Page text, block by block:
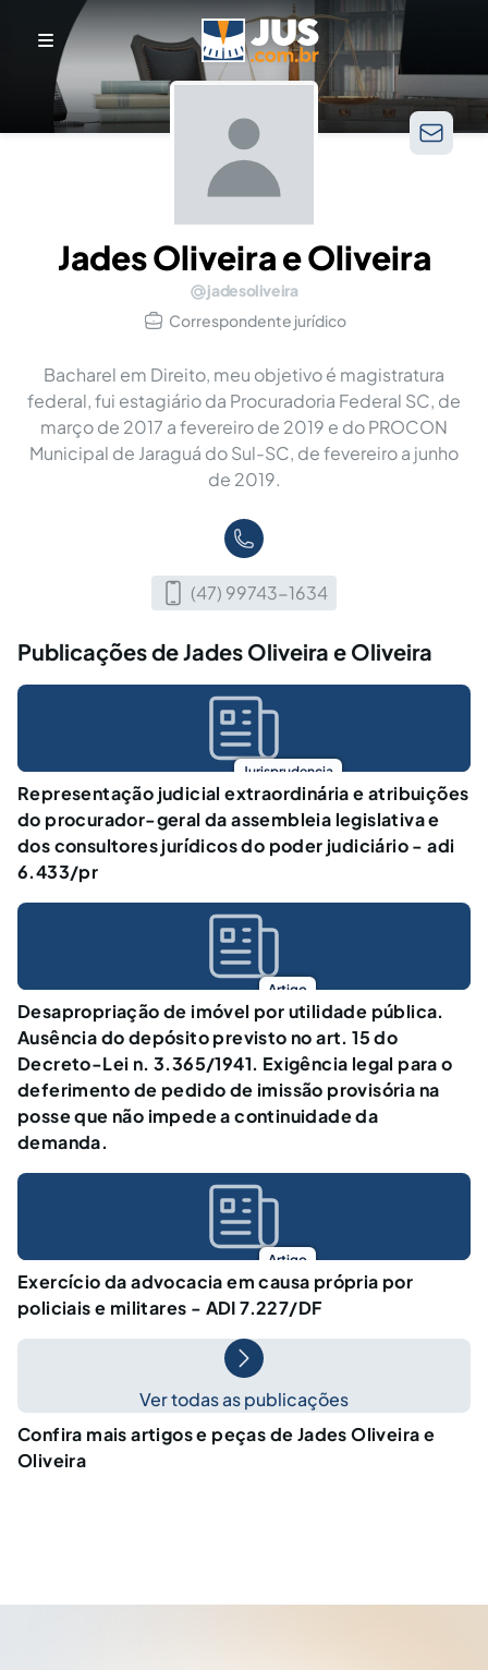
Jades Oliveira e Oliveira
jadesoliveira
Correspondente jurídico
Bacharel em Direito, meu objetivo é magistratura
federal, fui estagiário da Procuradoria Federal SC, de
março de 2017 a fevereiro de 2019 e do PROCON
Municipal de Jaraguá do Sul-SC, de fevereiro a junho
de 2019.
(47) 99743-1634
Publicações de Jades Oliveira e Oliveira
Jurisprudencia
Representação judicial extraordinária e atribuições
do procurador-geral da assembleia legislativa e
dos consultores jurídicos do poder judiciário - adi
6.433/pr
Artigo
Desapropriação de imóvel por utilidade pública.
Ausência do depósito previsto no art. 15 do
Decreto-Lei n. 3.365/1941. Exigência legal para o
deferimento de pedido de imissão provisória na
posse que não impede a continuidade da
demanda.
Artigo
Exercício da advocacia em causa própria por
policiais e militares - ADI 7.227/DF
Ver todas as publicações
Confira mais artigos e peças de Jades Oliveira e
Oliveira